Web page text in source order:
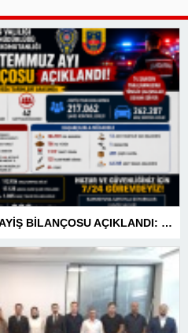
ELAZIĞ’DA TEMMUZ AYI ASAYİŞ BİLANÇOSU AÇIKLANDI: 1 AYDA 1.032 ŞAHIS YAKALANDI, 207 TUTUKLAMA